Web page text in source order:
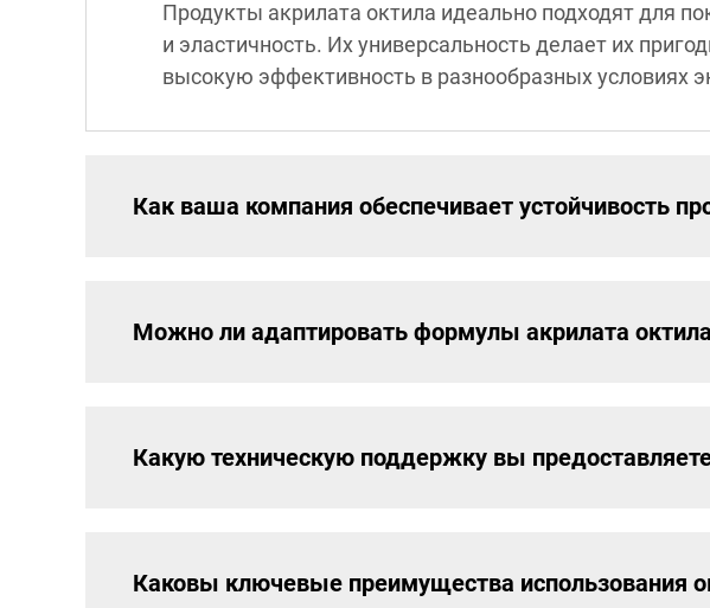
Продукты акрилата октила идеально подходят для
и эластичность. Их универсальность делает их
высокую эффективность в разнообразных условиях
Как ваша компания обеспечивает устойчивость
Можно ли адаптировать формулы акрилата
Какую техническую поддержку вы
Каковы ключевые преимущества использования